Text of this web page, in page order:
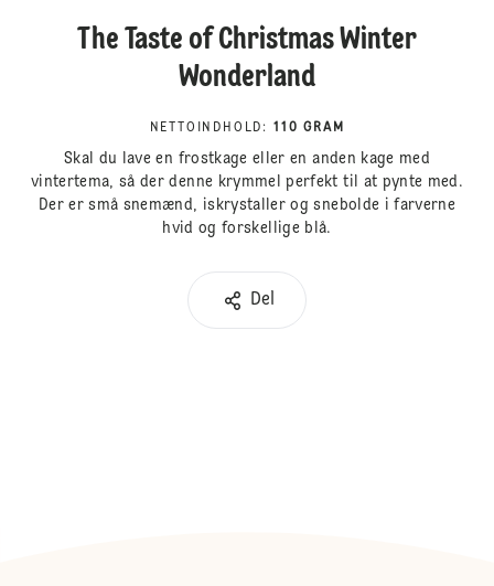
The Taste of Christmas Winter
Wonderland
NETTOINDHOLD : 110 GRAM
Skal du lave en frostkage eller en anden kage med
vintertema, så der denne krymmel perfekt til at pynte med.
Der er små snemænd, iskrystaller og snebolde i farverne
hvid og forskellige blå.
Del